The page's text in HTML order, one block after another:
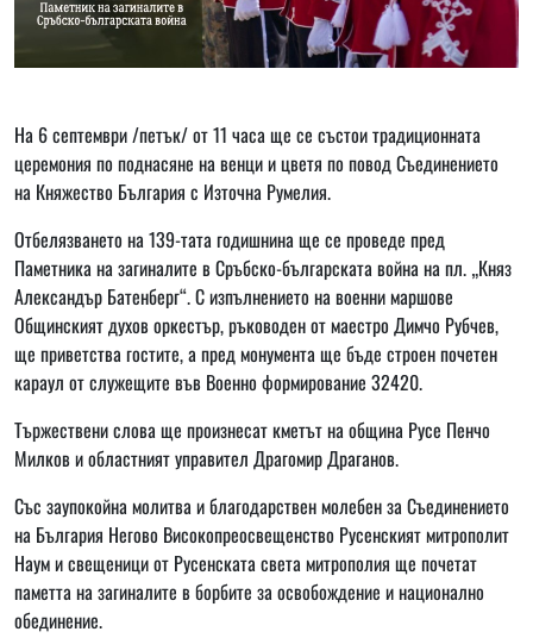
На 6 септември /петък/ от 11 часа ще се състои традиционната
церемония по поднасяне на венци и цветя по повод Съединението
на Княжество България с Източна Румелия.
Отбелязването на 139-тата годишнина ще се проведе пред
Паметника на загиналите в Сръбско-българската война на пл. „Княз
Александър Батенберг“. С изпълнението на военни маршове
Общинският духов оркестър, ръководен от маестро Димчо Рубчев,
ще приветства гостите, а пред монумента ще бъде строен почетен
караул от служещите във Военно формирование 32420.
Тържествени слова ще произнесат кметът на община Русе Пенчо
Милков и областният управител Драгомир Драганов.
Със заупокойна молитва и благодарствен молебен за Съединението
на България Негово Високопреосвещенство Русенският митрополит
Наум и свещеници от Русенската света митрополия ще почетат
паметта на загиналите в борбите за освобождение и национално
обединение.